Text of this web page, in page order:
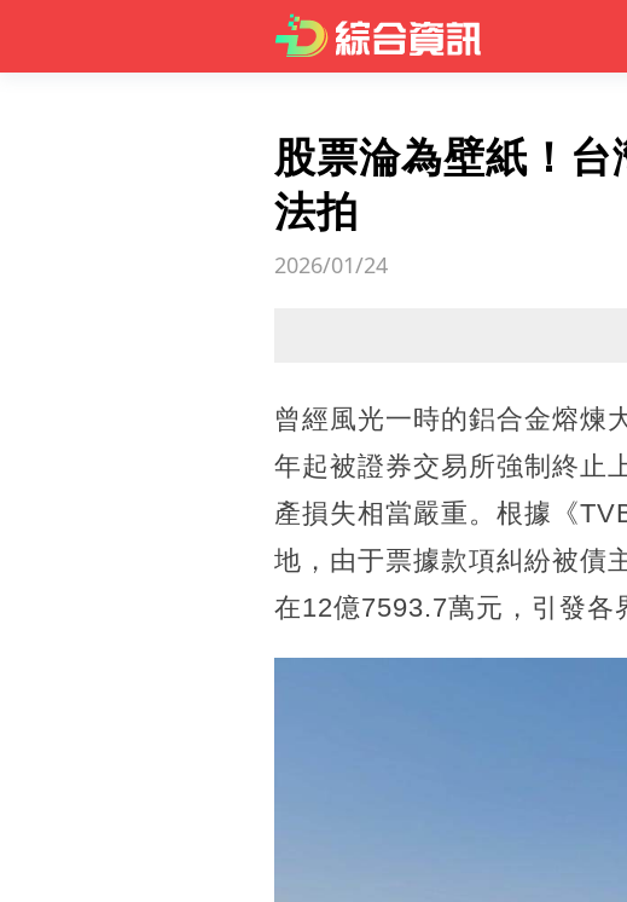
股票淪為壁紙！
法拍
2026/01/24
曾經風光一時的鋁合金熔煉
年起被證券交易所強制終止
產損失相當嚴重。根據《
地，由于票據款項糾紛被債
在12億7593.7萬元，引發各